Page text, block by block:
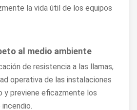
la vida útil de los equipos
al medio ambiente
de resistencia a las llamas,
operativa de las instalaciones
y previene eficazmente los